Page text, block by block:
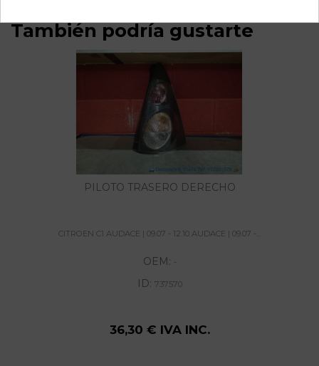
También podría gustarte
PILOTO TRASERO DERECHO
CITROEN C1 AUDACE | 09.07 - 12.10 AUDACE | 09.07 -...
OEM: -
ID: 737570
36,30 € IVA INC.